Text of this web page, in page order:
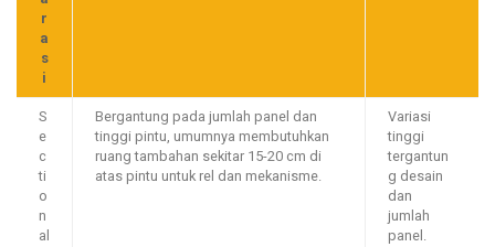
r
a
s
i
S
e
c
ti
o
n
al
Bergantung pada jumlah panel dan
tinggi pintu, umumnya membutuhkan
ruang tambahan sekitar 15-20 cm di
atas pintu untuk rel dan mekanisme.
Variasi
tinggi
tergantun
g desain
dan
jumlah
panel.